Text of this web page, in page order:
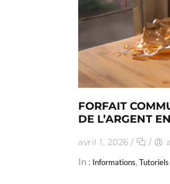
FORFAIT
DE L’ARGENT
avril 1, 2026 / /
In : Informations,Tutoriels